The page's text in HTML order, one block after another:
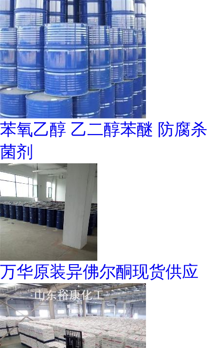
苯氧乙醇 乙二醇苯醚 防腐杀
菌剂
万华原装异佛尔酮现货供应